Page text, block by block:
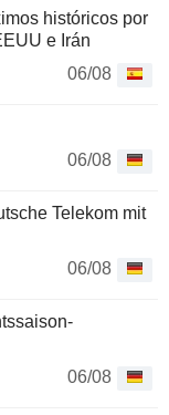
históricos por
e Irán
06/08
06/08
Telekom mit
06/08
06/08